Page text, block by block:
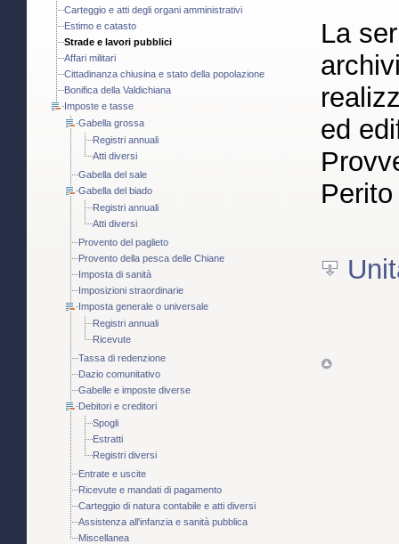
Carteggio e atti degli organi amministrativi
Estimo e catasto
Strade e lavori pubblici
Affari militari
Cittadinanza chiusina e stato della popolazione
Bonifica della Valdichiana
Imposte e tasse
Gabella grossa
Registri annuali
Atti diversi
Gabella del sale
Gabella del biado
Registri annuali
Atti diversi
Provento del paglieto
Provento della pesca delle Chiane
Imposta di sanità
Imposizioni straordinarie
Imposta generale o universale
Registri annuali
Ricevute
Tassa di redenzione
Dazio comunitativo
Gabelle e imposte diverse
Debitori e creditori
Spogli
Estratti
Registri diversi
Entrate e uscite
Ricevute e mandati di pagamento
Carteggio di natura contabile e atti diversi
Assistenza all'infanzia e sanità pubblica
Miscellanea
La
ed